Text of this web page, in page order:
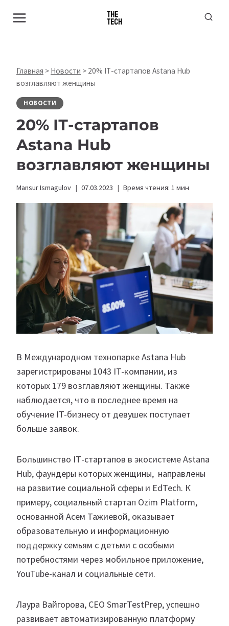
Главная > Новости > 20% ІТ-стартапов Astana Hub
возглавляют женщины
НОВОСТИ
20% ІТ-стартапов
Astana Hub
возглавляют женщины
Mansur Ismagulov 07.03.2023 Время чтения: 1 мин
В Международном технопарке Astana Hub
зарегистрированы 1043 IT-компании, из
которых 179 возглавляют женщины. Также
наблюдается, что в последнее время на
обучение IT-бизнесу от девушек поступает
больше заявок.
Большинство ІТ-стартапов в экосистеме Astana
Hub, фаундеры которых женщины, направлены
на развитие социальной сферы и EdTech. К
примеру, социальный стартап Ozim Platform,
основанной Асем Тажиевой, оказывает
образовательную и информационную
поддержку семьям с детьми с особыми
потребностями через мобильное приложение,
YouTube-канал и социальные сети.
Лаура Вайгорова, СЕО SmarTestPrep, успешно
развивает автоматизированную платформу